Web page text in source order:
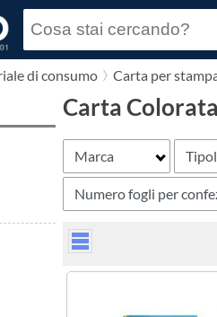
di consumo Carta per
Carta
Marca
Numero fogli per